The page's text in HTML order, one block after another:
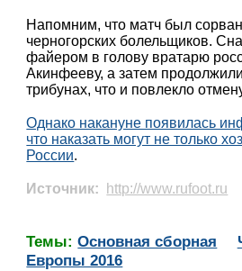
Напомним, что матч был
черногорских болельщиков.
файером в голову вратарю
Акинфееву, а затем
трибунах, что и повлекло
Однако накануне появилась
что наказать могут не только
России.
Источник: http://www.rufoot.ru
Темы:Основная сборная
Европы 2016